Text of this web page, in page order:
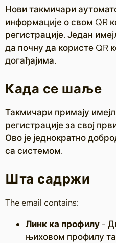
Нови такмичари
информације о свом QR
регистрације. Један
да почну да користе QR
догађајима.
Када се шаље
Такмичари примају
регистрације за свој
Ово је једнократно
са системом.
Шта садржи
The email contains:
Линк ка профилу -
њиховом профилу